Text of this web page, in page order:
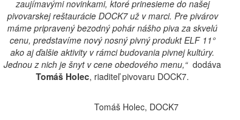
zaujímavými novinkami, ktoré prinesieme do našej
pivovarskej reštaurácie DOCK7 už v marci. Pre pivárov
máme pripravený bezodný pohár nášho piva za skvelú
cenu, predstavíme nový nosný pivný produkt ELF 11°
ako aj ďalšie aktivity v rámci budovania pivnej kultúry.
Jednou z nich je šnyt v cene obedového menu,“ dodáva
Tomáš Holec, riaditeľ pivovaru DOCK7.
Tomáš Holec, DOCK7